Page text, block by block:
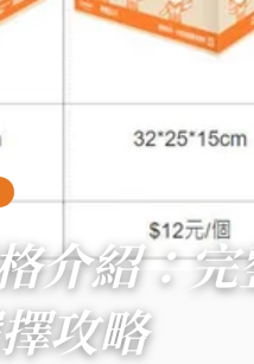
介紹：
攻略